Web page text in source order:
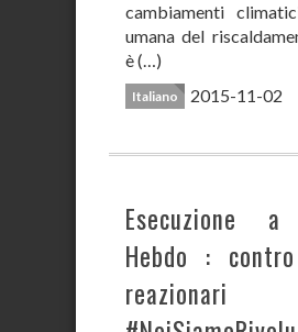
cambiamenti
umana del
è (…)
Italiano 2015-11-02
Esecuzione a
Hebdo :
reazionari